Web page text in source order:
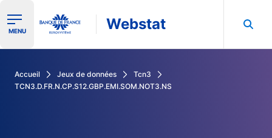
Ouvrir le menu de navigation
MENU Webstat
Accueil Jeux de données
Tcn3
TCN3.D.FR.N.CP.S12.GBP.EMI.SOM.NOT3.NS